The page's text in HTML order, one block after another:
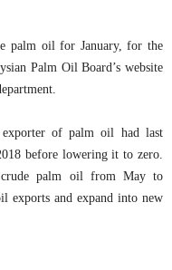
palm oil for January, for the
Palm Oil Board’s website
exporter of palm oil had last
before lowering it to zero.
palm oil from May to
exports and expand into new